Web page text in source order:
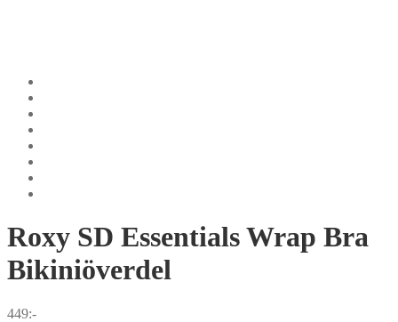
Roxy SD Essentials Wrap Bra
Bikiniöverdel
449:-